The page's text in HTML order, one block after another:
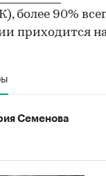
более 90%
приходится
Семенова